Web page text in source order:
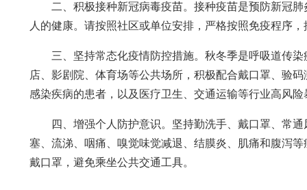
二、积极接种新冠病毒疫苗。接种疫苗是预防新冠
人的健康。请按照社区或单位安排，严格按照免疫程序
三、坚持常态化疫情防控措施。秋冬季是呼吸道传
店、影剧院、体育场等公共场所，积极配合戴口罩、验
感染疾病的患者，以及医疗卫生、交通运输等行业高风
四、增强个人防护意识。坚持勤洗手、戴口罩、常
塞、流涕、咽痛、嗅觉味觉减退、结膜炎、肌痛和腹泻
戴口罩，避免乘坐公共交通工具。